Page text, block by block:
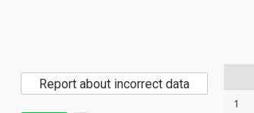
1
Report about incorrect data